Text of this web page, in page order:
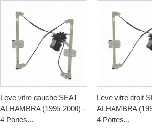
Leve vitre gauche SEAT
ALHAMBRA (1995-2000) -
4 Portes...
Leve vitre droit
ALHAMBRA
4 Portes...